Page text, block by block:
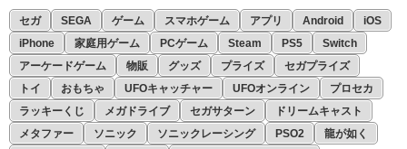
セガ SEGA ゲーム スマホゲーム アプリ Android
iOS
iPhone
家庭用ゲーム PCゲーム Steam PS5
Switch
アーケードゲーム
物販 グッズ プライズ
セガプライズ
トイ
おもちゃ UFOキャッチャー UFOオンライン
プロセカ
ラッキーくじ
メガドライブ セガサターン
ドリームキャスト
メタファー
ソニック ソニックレーシング PSO2
龍が如く